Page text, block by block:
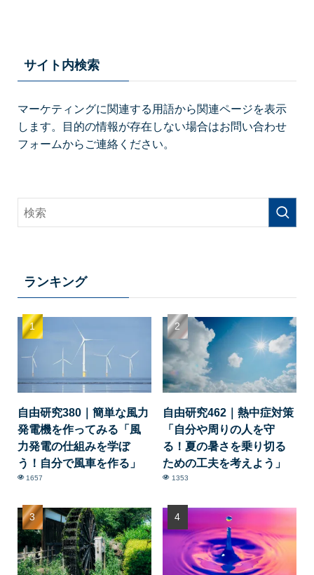
サイト内検索
マーケティングに関連する用語から関連ページを表示
します。目的の情報が存在しない場合はお問い合わせ
フォームからご連絡ください。
ランキング
自由研究380｜簡単な風力
発電機を作ってみる「風
力発電の仕組みを学ぼ
う！自分で風車を作る」
1657
自由研究462｜熱中症対策
「自分や周りの人を守
る！夏の暑さを乗り切る
ための工夫を考えよう」
1353